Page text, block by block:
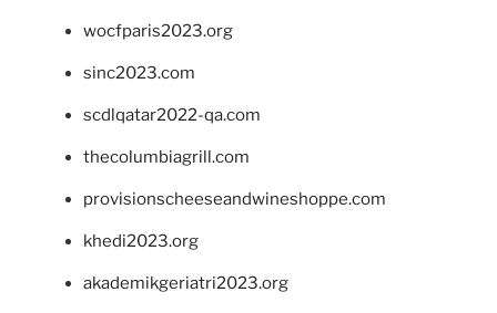
wocfparis2023.org
sinc2023.com
scdlqatar2022-qa.com
thecolumbiagrill.com
provisionscheeseandwineshoppe.com
khedi2023.org
akademikgeriatri2023.org